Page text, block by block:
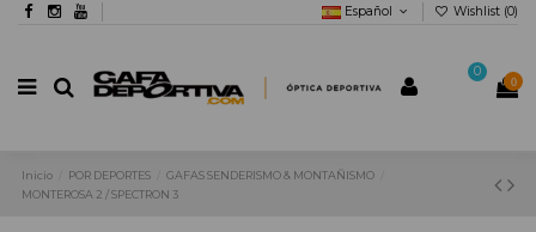
Español Wishlist (0)
0
0
Inicio POR DEPORTES
GAFAS SENDERISMO & MONTAÑISMO
MONTEROSA 2 / SPECTRON 3